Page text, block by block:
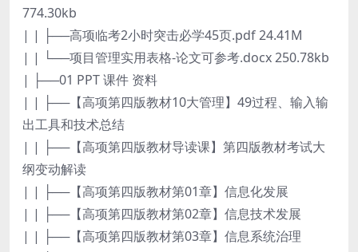
774.30kb
| | ├──高项临考2小时突击必学45页.pdf 24.41M
| | └──项目管理实用表格-论文可参考.docx 250.78kb
| ├──01 PPT 课件 资料
| | ├──【高项第四版教材10大管理】49过程、输入输
出工具和技术总结
| | ├──【高项第四版教材导读课】第四版教材考试大
纲变动解读
| | ├──【高项第四版教材第01章】信息化发展
| | ├──【高项第四版教材第02章】信息技术发展
| | ├──【高项第四版教材第03章】信息系统治理